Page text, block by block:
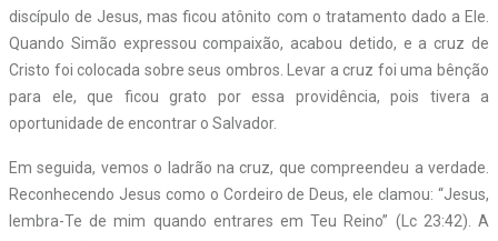
discípulo de Jesus, mas ficou atônito com o tratamento dado a Ele.
Quando Simão expressou compaixão, acabou detido, e a cruz de
Cristo foi colocada sobre seus ombros. Levar a cruz foi uma bênção
para ele, que ficou grato por essa providência, pois tivera a
oportunidade de encontrar o Salvador.
Em seguida, vemos o ladrão na cruz, que compreendeu a verdade.
Reconhecendo Jesus como o Cordeiro de Deus, ele clamou: “Jesus,
lembra-Te de mim quando entrares em Teu Reino” (Lc 23:42). A